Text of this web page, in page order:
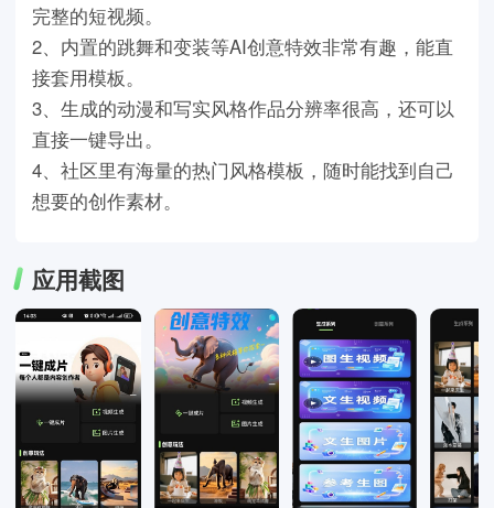
完整的短视频。
2、内置的跳舞和变装等AI创意特效非常有趣，能直
接套用模板。
3、生成的动漫和写实风格作品分辨率很高，还可以
直接一键导出。
4、社区里有海量的热门风格模板，随时能找到自己
想要的创作素材。
应用截图